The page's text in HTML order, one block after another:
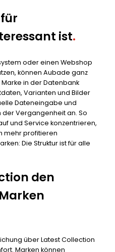
ist.
oder einen Webshop
können Aubade ganz
in der Datenbank
Varianten und Bilder
Dateneingabe und
Vergangenheit an. So
und Service konzentrieren,
mehr profitieren
Die Struktur ist für alle
den
über Latest Collection
Marken können